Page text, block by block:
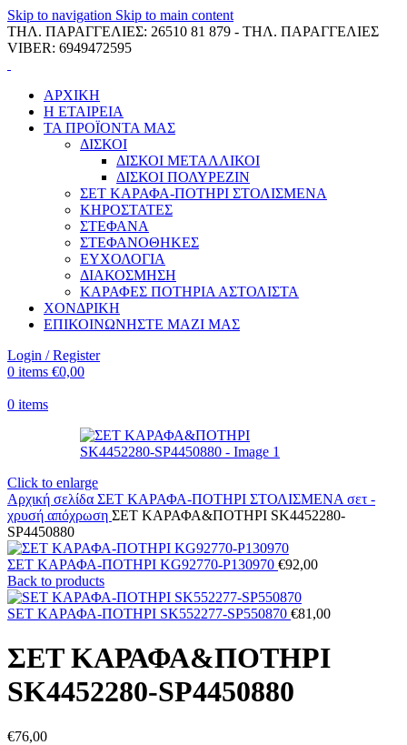
Skip to navigation Skip to main content
ΤΗΛ. ΠΑΡΑΓΓΕΛΙΕΣ: 26510 81 879 - ΤΗΛ. ΠΑΡΑΓΓΕΛΙΕΣ
VIBER: 6949472595
ΑΡΧΙΚΗ
Η ΕΤΑΙΡΕΙΑ
ΤΑ ΠΡΟΪΟΝΤΑ ΜΑΣ
ΔΙΣΚΟΙ
ΔΙΣΚΟΙ ΜΕΤΑΛΛΙΚΟΙ
ΔΙΣΚΟΙ ΠΟΛΥΡΕΖΙΝ
ΣΕΤ ΚΑΡΑΦΑ-ΠΟΤΗΡΙ ΣΤΟΛΙΣΜΕΝΑ
ΚΗΡΟΣΤΑΤΕΣ
ΣΤΕΦΑΝΑ
ΣΤΕΦΑΝΟΘΗΚΕΣ
ΕΥΧΟΛΟΓΙΑ
ΔΙΑΚΟΣΜΗΣΗ
ΚΑΡΑΦΕΣ ΠΟΤΗΡΙΑ ΑΣΤΟΛΙΣΤΑ
ΧΟΝΔΡΙΚΗ
ΕΠΙΚΟΙΝΩΝΗΣΤΕ ΜΑΖΙ ΜΑΣ
Login / Register
0 items €0,00
0 items
Click to enlarge
Αρχική σελίδα ΣΕΤ ΚΑΡΑΦΑ-ΠΟΤΗΡΙ ΣΤΟΛΙΣΜΕΝΑ σετ -
χρυσή απόχρωση ΣΕΤ ΚΑΡΑΦΑ&ΠΟΤΗΡΙ SK4452280-
SP4450880
ΣΕΤ ΚΑΡΑΦΑ-ΠΟΤΗΡΙ KG92770-P130970 €92,00
Back to products
SET ΚΑΡΑΦΑ-ΠΟΤΗΡΙ SK552277-SP550870 €81,00
ΣΕΤ ΚΑΡΑΦΑ&ΠΟΤΗΡΙ
SK4452280-SP4450880
€76,00